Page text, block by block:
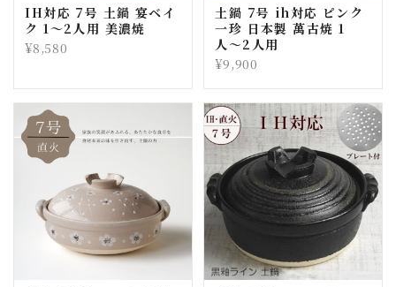
IH対応 7号 土鍋 宴ベイ
ク 1〜2人用 美濃焼
¥8,580
土鍋 7号 ih対応 ピンク
一珍 日本製 萬古焼 1
人〜2人用
¥9,900